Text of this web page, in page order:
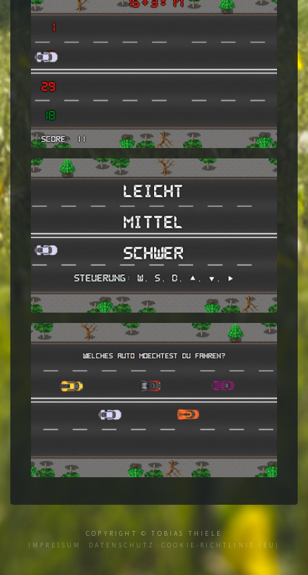
COPYRIGHT ©TOBIAS THIELE
IMPRESSUM
DATENSCHUTZ COOKIE-RICHTLINIE (EU)